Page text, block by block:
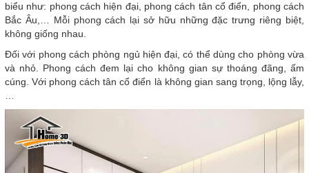
biểu như: phong cách hiện đại, phong cách tân cổ điển, phong cách
Bắc Âu,… Mỗi phong cách lại sở hữu những đặc trưng riêng biệt,
không giống nhau.
Đối với phong cách phòng ngủ hiện đại, có thể dùng cho phòng vừa
và nhỏ. Phong cách đem lại cho không gian sự thoáng đãng, ấm
cúng. Với phong cách tân cổ điển là không gian sang trọng, lộng lẫy,